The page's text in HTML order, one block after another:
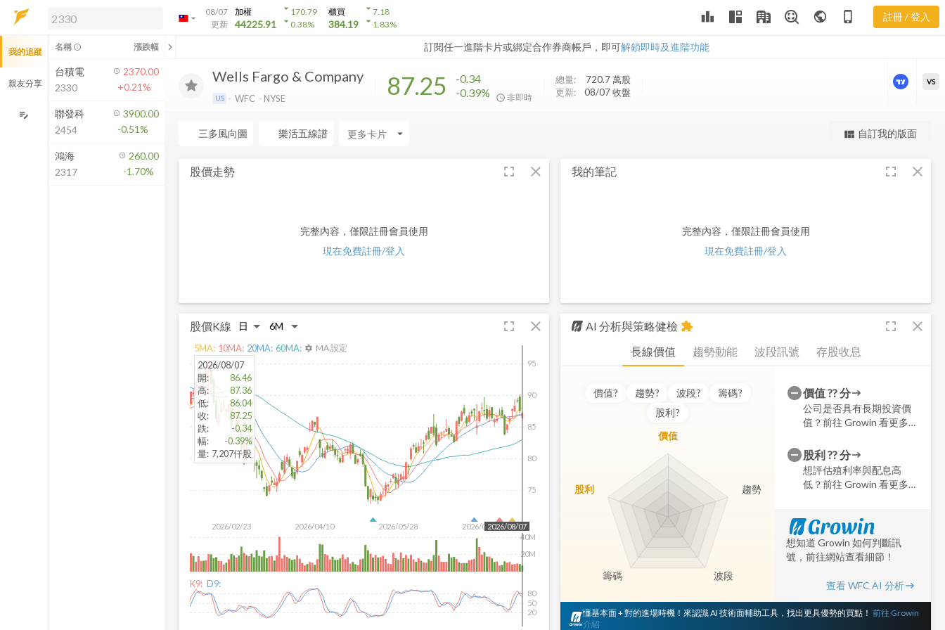
arrow_drop_down
08/07
更新
加權
44225.91
arrow_drop_down170.79
arrow_drop_down0.38%
櫃買
384.19
arrow_drop_down7.18
arrow_drop_down1.83% leaderboard public phone_iphone 註冊 / 登入
訂閱任一進階卡片或綁定合作券商帳戶，即可解鎖即時及進階功能
解鎖即時行情及進階功能
方案」，即可解鎖以下功能：
即時行情
即時市況與排行
成交金額熱力圖
前往方案訂閱
如何綁定合作券商
WFC
Wells Fargo & Company
US WFC NYSE 87.25
-0.34
-0.39%
非即時
總量: 720.7 萬股
更新:
08/07 收盤
更強大的進階價量圖表
VS
三多風向圖 樂活五線譜 arrow_drop_down view_quilt 自訂我的版面
股價走勢 fullscreen close
完整內容，僅限註冊會員使用
現在免費註冊/登入
股價K線 fullscreen close
2026/02/23 2026/04/10 2026/05/28 2026/07/16
75
80
85
90
95
2026/08/07
20M
40M
2026/08/07
開:
86.46
高:
87.36
低:
86.04
收:
87.25
跌:
-0.34
幅:
-0.39%
量: 7,207仟股
5MA: 10MA: 20MA: 60MA: settings MA 設定
K9: D9:
20
50
80
我的筆記 fullscreen close
完整內容，僅限註冊會員使用
現在免費註冊/登入
AI 分析與策略健檢 fullscreen close
extension
長線價值 趨勢動能 波段訊號 存股收息
價值? 趨勢? 波段? 籌碼?
股利?
價值
趨勢
波段
籌碼
股利
價值??分
公司是否具有長期投資價
值？前往 Growin 看更多細
股利??分
想評估殖利率與配息高
低？前往 Growin 看更多細
想知道 Growin 如何判斷訊
號，前往網站查看細節！
查看 WFC AI 分析
懂基本面 + 對的進場時機！來認識 AI 技術面輔助工具，找出更具優勢的買點！ 前往 Growin
介紹
我的追蹤
親友分享
edit_note
名稱 info_outline 漲跌幅 chevron_left
台積電
2330
2370.00
+0.21%
聯發科
2454
3900.00
-0.51%
鴻海
2317
260.00
-1.70%